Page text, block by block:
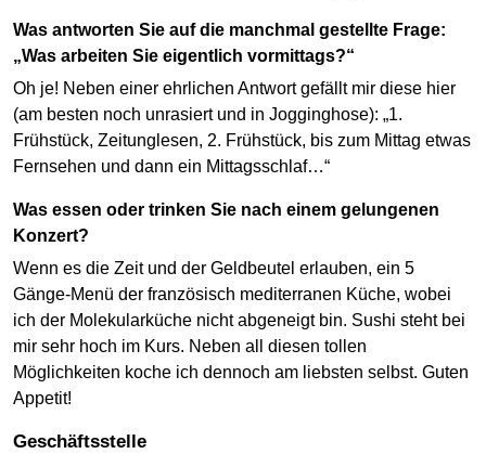
Was antworten Sie auf die manchmal gestellte Frage:
„Was arbeiten Sie eigentlich vormittags?“
Oh je! Neben einer ehrlichen Antwort gefällt mir diese hier
(am besten noch unrasiert und in Jogginghose): „1.
Frühstück, Zeitunglesen, 2. Frühstück, bis zum Mittag etwas
Fernsehen und dann ein Mittagsschlaf…“
Was essen oder trinken Sie nach einem gelungenen
Konzert?
Wenn es die Zeit und der Geldbeutel erlauben, ein 5
Gänge-Menü der französisch mediterranen Küche, wobei
ich der Molekularküche nicht abgeneigt bin. Sushi steht bei
mir sehr hoch im Kurs. Neben all diesen tollen
Möglichkeiten koche ich dennoch am liebsten selbst. Guten
Appetit!
Geschäftsstelle